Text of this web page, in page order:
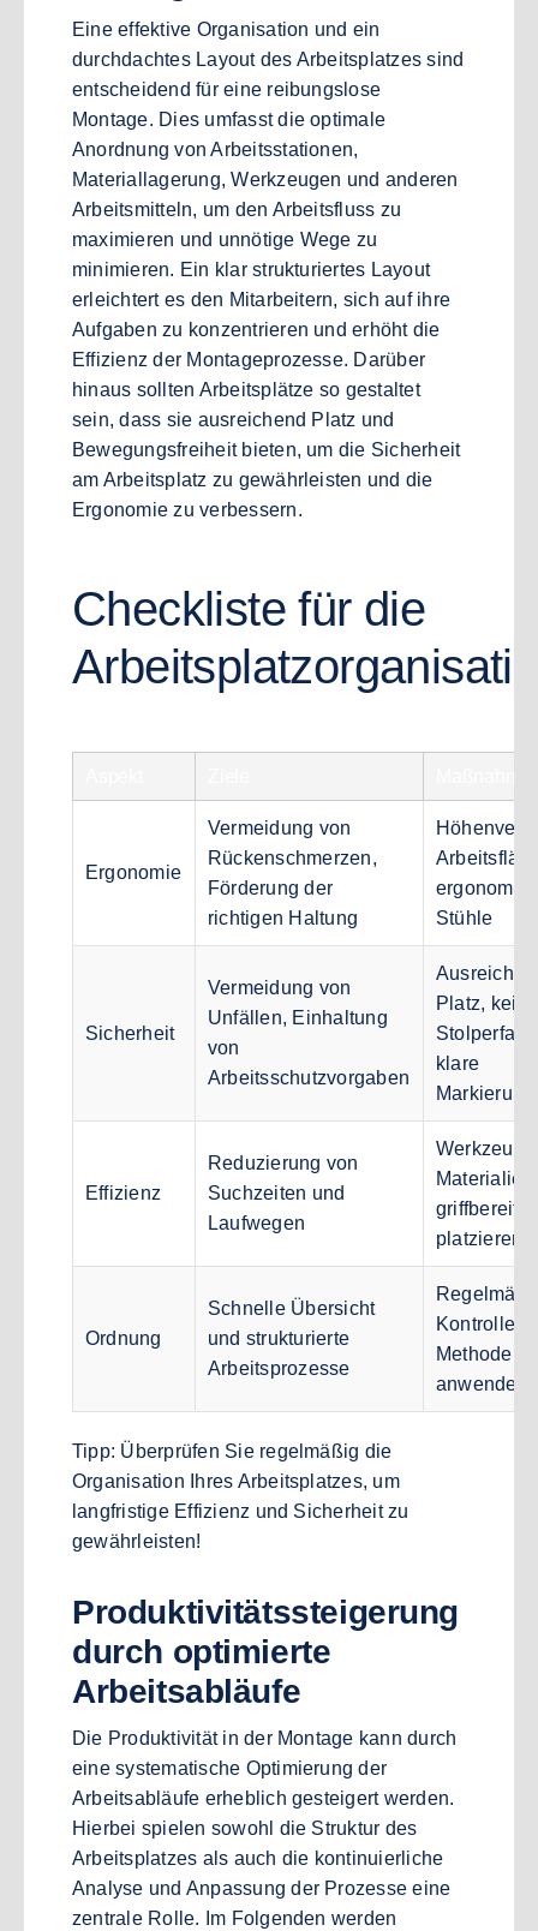
Eine effektive Organisation und ein
durchdachtes Layout des Arbeitsplatzes sind
entscheidend für eine reibungslose
Montage. Dies umfasst die optimale
Anordnung von Arbeitsstationen,
Materiallagerung, Werkzeugen und anderen
Arbeitsmitteln, um den Arbeitsfluss zu
maximieren und unnötige Wege zu
minimieren. Ein klar strukturiertes Layout
erleichtert es den Mitarbeitern, sich auf ihre
Aufgaben zu konzentrieren und erhöht die
Effizienz der Montageprozesse. Darüber
hinaus sollten Arbeitsplätze so gestaltet
sein, dass sie ausreichend Platz und
Bewegungsfreiheit bieten, um die Sicherheit
am Arbeitsplatz zu gewährleisten und die
Ergonomie zu verbessern.
Checkliste für die
Ergonomie
Vermeidung von
Rückenschmerzen,
Förderung der
richtigen Haltung
Stühle
Sicherheit
Vermeidung von
Unfällen, Einhaltung
von
Arbeitsschutzvorgaben
Platz, keine
klare
Effizienz
Reduzierung von
Suchzeiten und
Laufwegen
Materialien
griffbereit
platzieren
Ordnung
Schnelle Übersicht
und strukturierte
Arbeitsprozesse
Kontrolle,
Methode
anwenden
Tipp: Überprüfen Sie regelmäßig die
Organisation Ihres Arbeitsplatzes, um
langfristige Effizienz und Sicherheit zu
gewährleisten!
Produktivitätssteigerung
durch optimierte
Arbeitsabläufe
Die Produktivität in der Montage kann durch
eine systematische Optimierung der
Arbeitsabläufe erheblich gesteigert werden.
Hierbei spielen sowohl die Struktur des
Arbeitsplatzes als auch die kontinuierliche
Analyse und Anpassung der Prozesse eine
zentrale Rolle. Im Folgenden werden